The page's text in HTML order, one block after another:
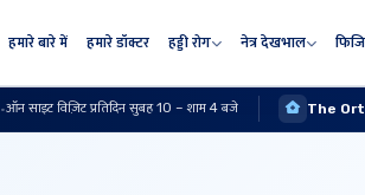
हमारे बारे में हमारे डॉक्टर हड्डी रोग नेत्र देखभाल
·ऑन साइट विज़िट प्रतिदिन सुबह 10 – शाम 4 बजे The